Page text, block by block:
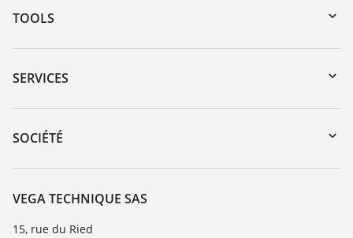
TOOLS
Téléchargements
Recherche par numéro de série
DTM Collection/PACTware
SERVICES
Retour d'appareil
Formations
SOCIÉTÉ
Carrière
À propos de VEGA
Contact
VEGA TECHNIQUE SAS
15, rue du Ried